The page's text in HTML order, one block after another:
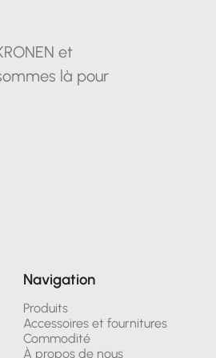
et
là pour
Navigation
Produits
Accessoires et fournitures
Commodité
À propos de nous